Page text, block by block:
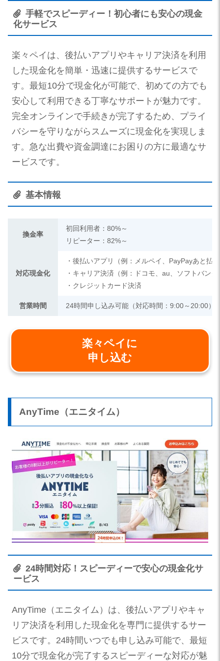
手軽でスピーディー！初心者にも安心の現金
化サービス
楽々ペイは、後払いアプリやキャリア決済を利用
した現金化を簡単・迅速に提供するサービスで
す。最短10分で現金化が可能で、初めての方でも
安心して利用できる丁寧なサポートが魅力です。
完全オンラインで手続きが完了するため、プライ
バシーを守りながらスムーズに現金化を実現しま
す。急な出費や資金調達にお困りの方に最適なサ
ービスです。
基本情報
換金率
初回利用者：80%～
リピーター：82%～
対応現金化
・後払いアプリ（例：メルペイ、PayPayあと払
・キャリア決済（例：ドコモ、au、ソフトバンク
・クレジットカード決済
営業時間 24時間申し込み可能（対応時間：9:00～20:00）
楽々ペイに
申し込む
AnyTime（エニタイム）
24時間対応！スピーディーで安心の現金化サ
ービス
AnyTime（エニタイム）は、後払いアプリやキャ
リア決済を利用した現金化を専門に提供するサー
ビスです。24時間いつでも申し込み可能で、最短
10分で現金化が完了するスピーディーな対応が魅